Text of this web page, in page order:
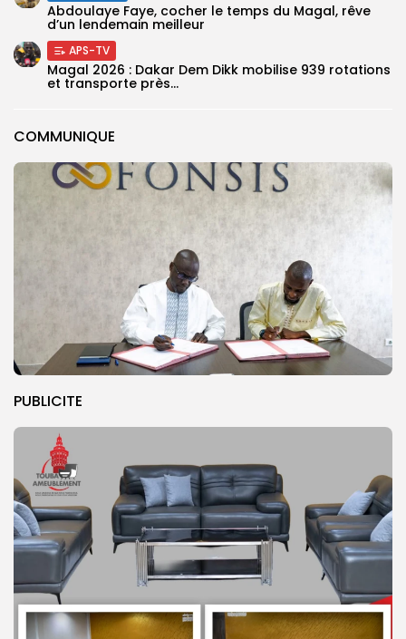
COMMUNIQUE
PUBLICITE
Abdoulaye Faye, cocher le temps du Magal, rêve
d’un lendemain meilleur
APS-TV
Magal 2026 : Dakar Dem Dikk mobilise 939 rotations
et transporte près...